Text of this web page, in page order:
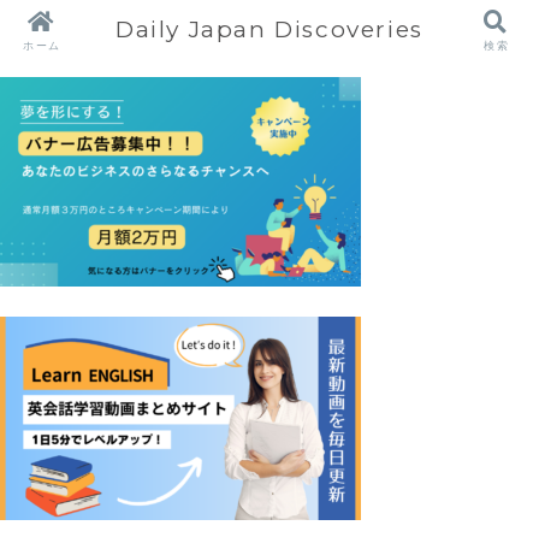
ホーム
Daily Japan Discoveries
検索